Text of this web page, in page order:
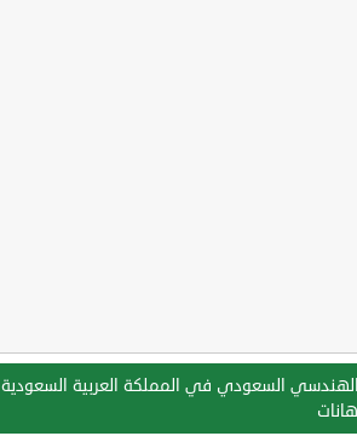
السعودي في المملكة العربية السعودية